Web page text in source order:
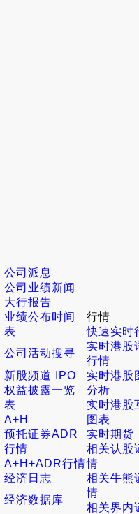
公司派息
公司业绩新闻
大行报告
业绩公布时间
表
公司活动搜寻
新股频道 IPO
权益披露一览
表
A+H
预托证券ADR
行情
A+H+ADR行情
经济日志
经济数据库
行情
快速实时
实时港股
行情
实时港股
分析
实时港股
图表
实时期货
相关认股
情
相关牛熊
情
相关界内